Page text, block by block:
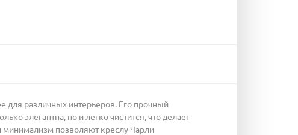
для различных интерьеров. Его прочный
элегантна, но и легко чистится, что делает
минимализм позволяют креслу Чарли